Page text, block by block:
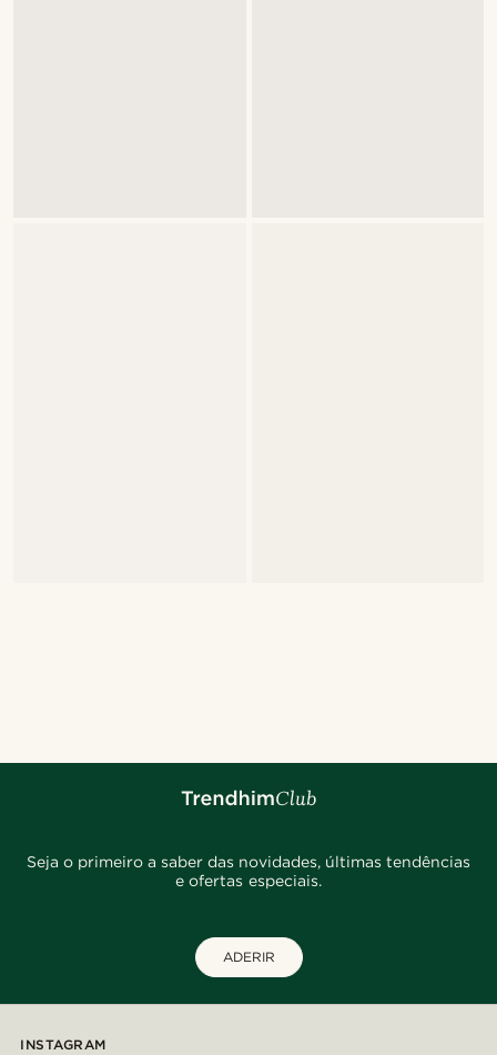
Seja o primeiro a saber das novidades, últimas tendências
e ofertas especiais.
ADERIR
INSTAGRAM